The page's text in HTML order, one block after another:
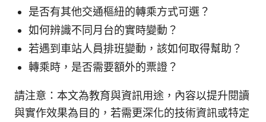
是否有其他交通樞紐的轉乘方式可選？
如何辨識不同月台的實時變動？
若遇到車站人員排班變動，該如何取得幫助？
轉乘時，是否需要額外的票證？
請注意：本文為教育與資訊用途，內容以提升閱讀
與實作效果為目的，若需更深化的技術資訊或特定